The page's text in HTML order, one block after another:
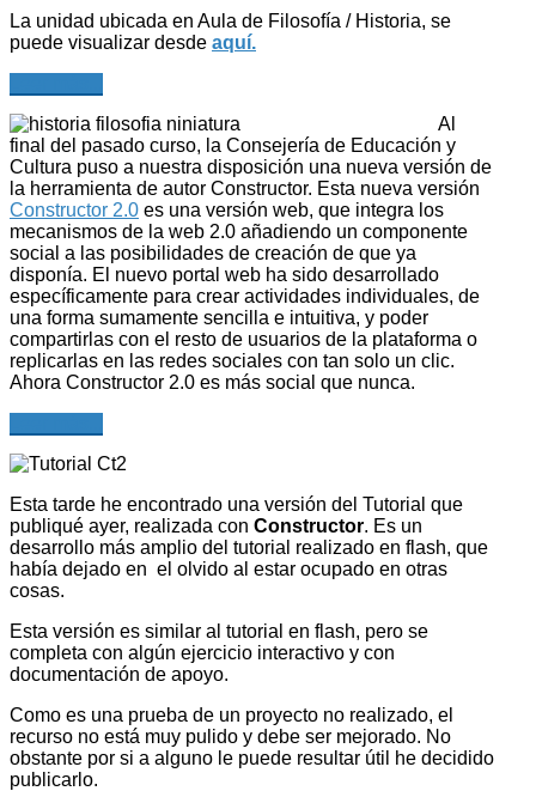
La unidad ubicada en Aula de Filosofía / Historia, se
puede visualizar desde aquí.
Al
final del pasado curso, la Consejería de Educación y
Cultura puso a nuestra disposición una nueva versión de
la herramienta de autor Constructor. Esta nueva versión
Constructor 2.0 es una versión web, que integra los
mecanismos de la web 2.0 añadiendo un componente
social a las posibilidades de creación de que ya
disponía. El nuevo portal web ha sido desarrollado
específicamente para crear actividades individuales, de
una forma sumamente sencilla e intuitiva, y poder
compartirlas con el resto de usuarios de la plataforma o
replicarlas en las redes sociales con tan solo un clic.
Ahora Constructor 2.0 es más social que nunca.
Esta tarde he encontrado una versión del Tutorial que
publiqué ayer, realizada con Constructor. Es un
desarrollo más amplio del tutorial realizado en flash, que
había dejado en el olvido al estar ocupado en otras
cosas.
Esta versión es similar al tutorial en flash, pero se
completa con algún ejercicio interactivo y con
documentación de apoyo.
Como es una prueba de un proyecto no realizado, el
recurso no está muy pulido y debe ser mejorado. No
obstante por si a alguno le puede resultar útil he decidido
publicarlo.